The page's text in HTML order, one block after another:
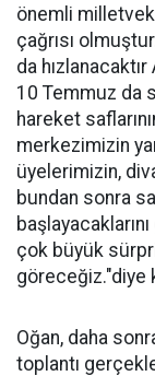
önemli
çağrısı
da
10 Temmuz da
hareket
merkezimizin
üyelerimizin,
bundan sonra
çok büyük
göreceğiz."diye
Oğan, daha
toplantı